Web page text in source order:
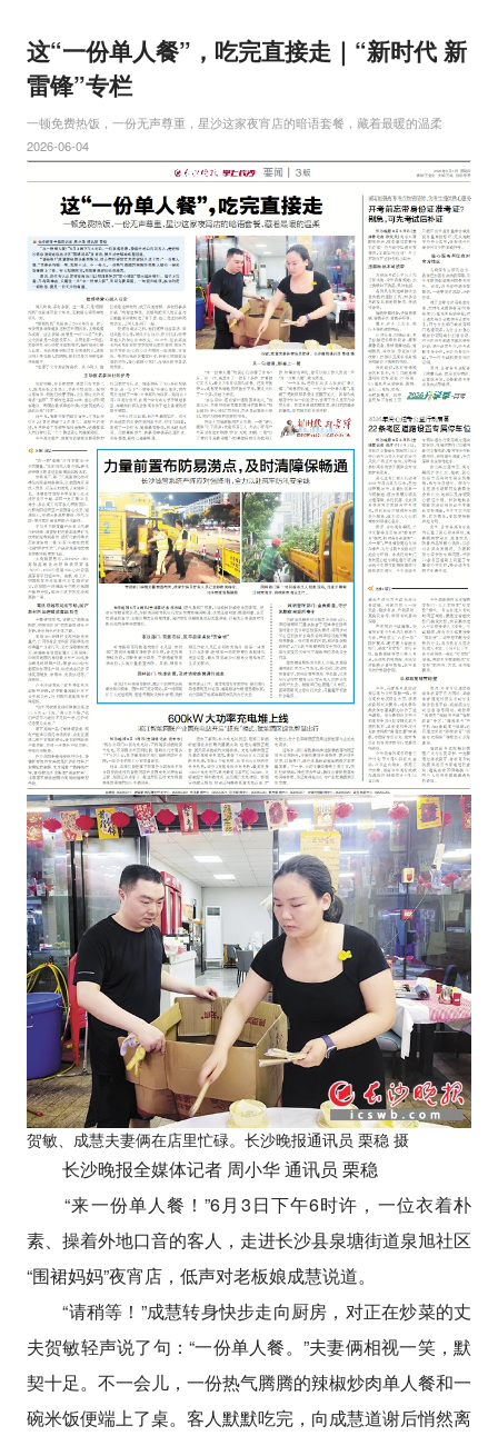
这“一份单人餐”，吃完直接走｜“新时代 新
雷锋”专栏
一顿免费热饭，一份无声尊重，星沙这家夜宵店的暗语套餐，藏着最暖的温柔
2026-06-04
贺敏、成慧夫妻俩在店里忙碌。长沙晚报通讯员 栗稳 摄
长沙晚报全媒体记者 周小华 通讯员 栗稳
“来一份单人餐！”6月3日下午6时许，一位衣着朴
素、操着外地口音的客人，走进长沙县泉塘街道泉旭社区
“围裙妈妈”夜宵店，低声对老板娘成慧说道。
“请稍等！”成慧转身快步走向厨房，对正在炒菜的丈
夫贺敏轻声说了句：“一份单人餐。”夫妻俩相视一笑，默
契十足。不一会儿，一份热气腾腾的辣椒炒肉单人餐和一
碗米饭便端上了桌。客人默默吃完，向成慧道谢后悄然离